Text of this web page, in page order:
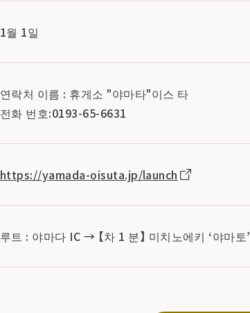
1월 1일
연락처 이름 : 휴게소 "야마타"이스 타
전화 번호:0193-65-6631
https://yamada-oisuta.jp/launch
루트 : 야마다 IC → 【차 1 분】 미치노에키 ‘야마토’